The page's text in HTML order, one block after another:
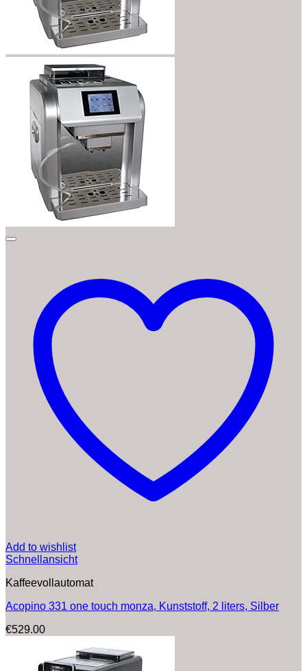
Add to wishlist
Schnellansicht
Kaffeevollautomat
Acopino 331 one touch monza, Kunststoff, 2 liters, Silber
€529.00